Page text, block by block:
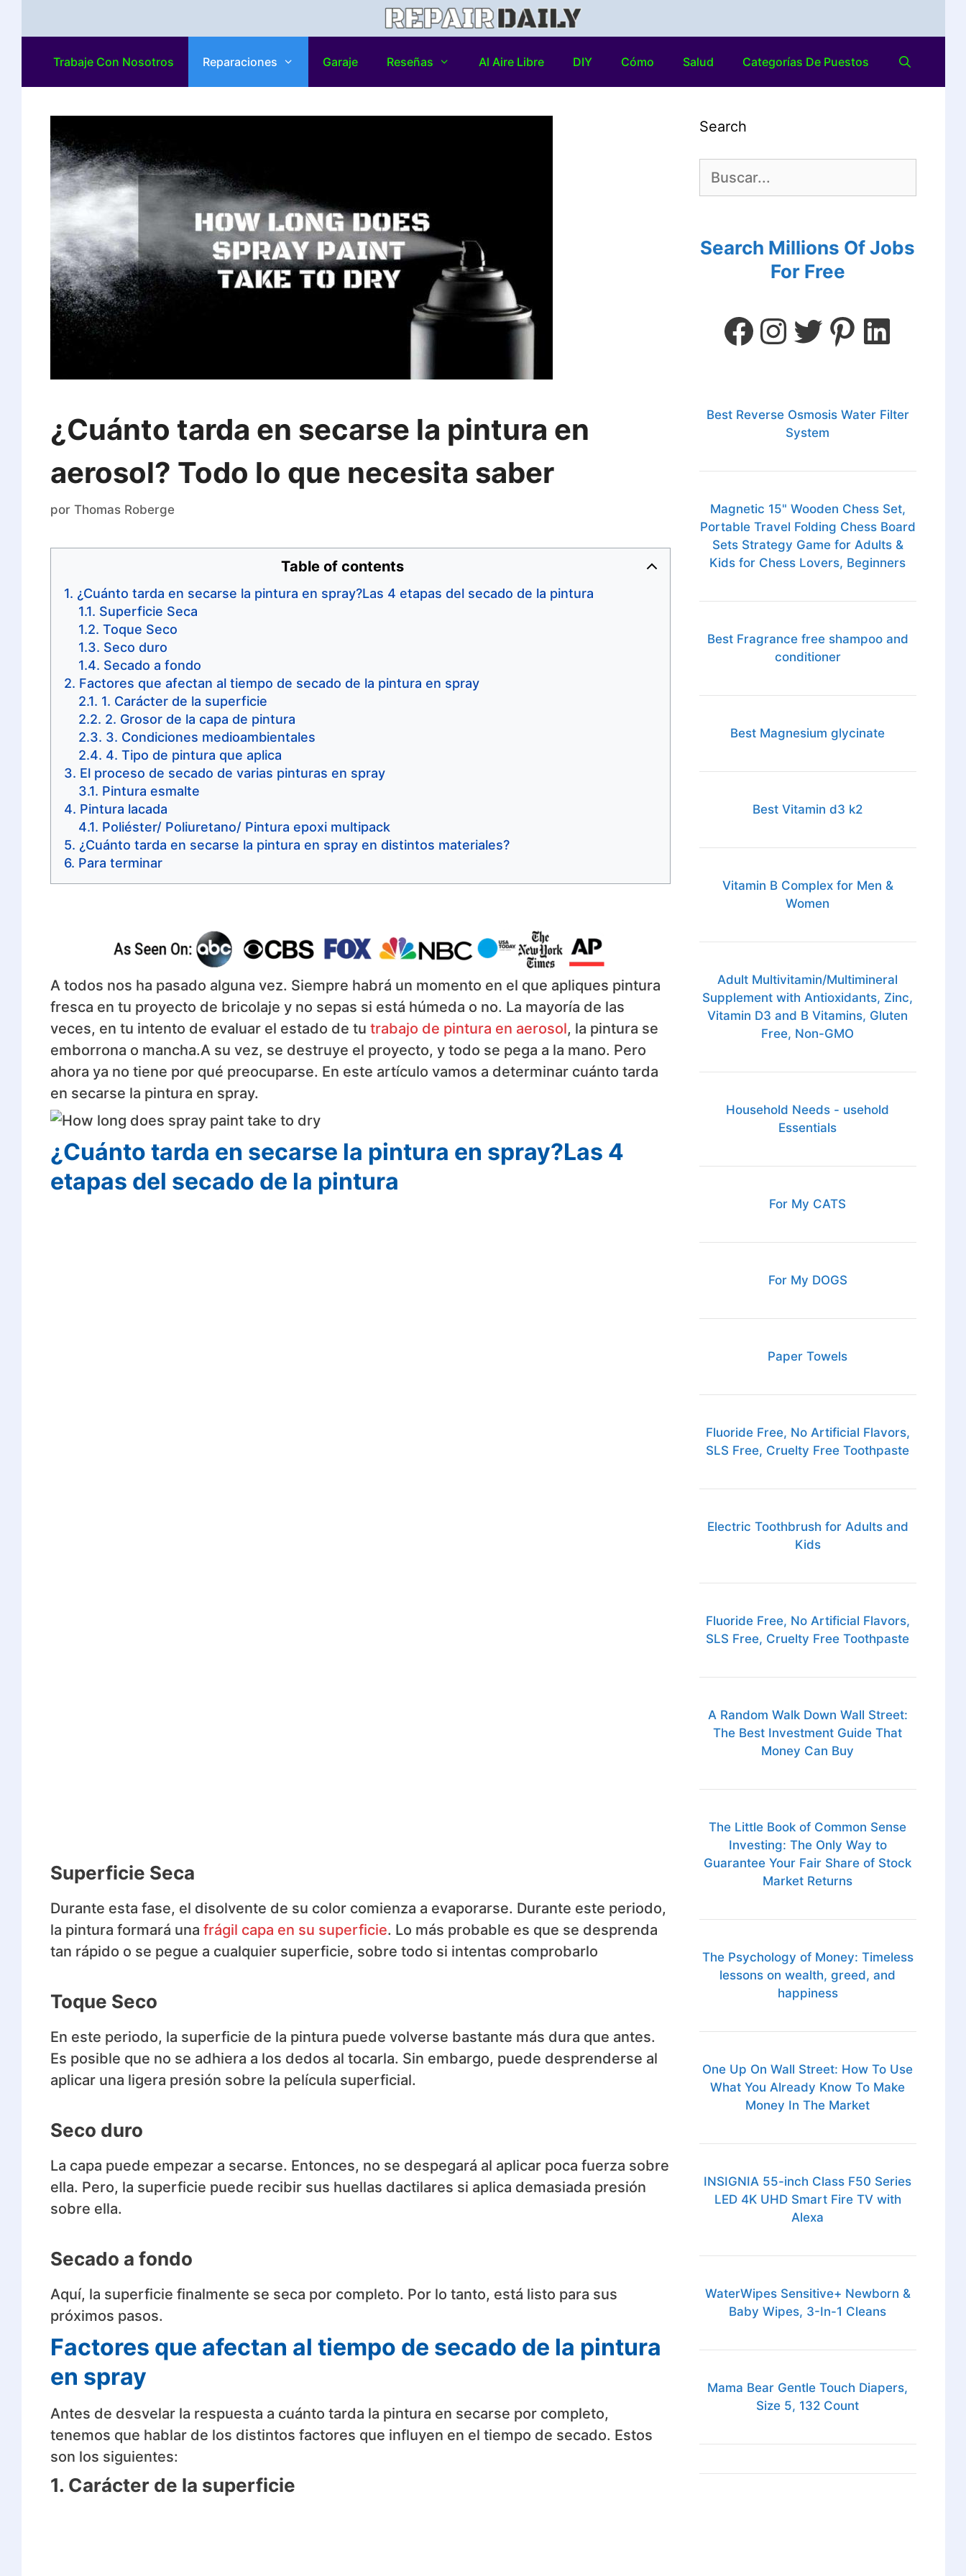
Trabaje Con Nosotros Reparaciones Garaje Reseñas Al Aire Libre DIY Cómo Salud Categorías De Puestos
¿Cuánto tarda en secarse la pintura en
aerosol? Todo lo que necesita saber
por Thomas Roberge
Table of contents
¿Cuánto tarda en secarse la pintura en spray?Las 4 etapas del secado de la pintura
Superficie Seca
Toque Seco
Seco duro
Secado a fondo
Factores que afectan al tiempo de secado de la pintura en spray
1. Carácter de la superficie
2. Grosor de la capa de pintura
3. Condiciones medioambientales
4. Tipo de pintura que aplica
El proceso de secado de varias pinturas en spray
Pintura esmalte
Pintura lacada
Poliéster/ Poliuretano/ Pintura epoxi multipack
¿Cuánto tarda en secarse la pintura en spray en distintos materiales?
Para terminar
A todos nos ha pasado alguna vez. Siempre habrá un momento en el que apliques pintura
fresca en tu proyecto de bricolaje y no sepas si está húmeda o no. La mayoría de las
veces, en tu intento de evaluar el estado de tu trabajo de pintura en aerosol, la pintura se
emborrona o mancha.A su vez, se destruye el proyecto, y todo se pega a la mano. Pero
ahora ya no tiene por qué preocuparse. En este artículo vamos a determinar cuánto tarda
en secarse la pintura en spray.
¿Cuánto tarda en secarse la pintura en spray?Las 4
etapas del secado de la pintura
Superficie Seca
Durante esta fase, el disolvente de su color comienza a evaporarse. Durante este periodo,
la pintura formará una frágil capa en su superficie. Lo más probable es que se desprenda
tan rápido o se pegue a cualquier superficie, sobre todo si intentas comprobarlo
Toque Seco
En este periodo, la superficie de la pintura puede volverse bastante más dura que antes.
Es posible que no se adhiera a los dedos al tocarla. Sin embargo, puede desprenderse al
aplicar una ligera presión sobre la película superficial.
Seco duro
La capa puede empezar a secarse. Entonces, no se despegará al aplicar poca fuerza sobre
ella. Pero, la superficie puede recibir sus huellas dactilares si aplica demasiada presión
sobre ella.
Secado a fondo
Aquí, la superficie finalmente se seca por completo. Por lo tanto, está listo para sus
próximos pasos.
Factores que afectan al tiempo de secado de la pintura
en spray
Antes de desvelar la respuesta a cuánto tarda la pintura en secarse por completo,
tenemos que hablar de los distintos factores que influyen en el tiempo de secado. Estos
son los siguientes:
1. Carácter de la superficie
Search
Search Millions Of Jobs
For Free
Best Reverse Osmosis Water Filter
System
Magnetic 15" Wooden Chess Set,
Portable Travel Folding Chess Board
Sets Strategy Game for Adults &
Kids for Chess Lovers, Beginners
Best Fragrance free shampoo and
conditioner
Best Magnesium glycinate
Best Vitamin d3 k2
Vitamin B Complex for Men &
Women
Adult Multivitamin/Multimineral
Supplement with Antioxidants, Zinc,
Vitamin D3 and B Vitamins, Gluten
Free, Non-GMO
Household Needs - usehold
Essentials
For My CATS
For My DOGS
Paper Towels
Fluoride Free, No Artificial Flavors,
SLS Free, Cruelty Free Toothpaste
Electric Toothbrush for Adults and
Kids
Fluoride Free, No Artificial Flavors,
SLS Free, Cruelty Free Toothpaste
A Random Walk Down Wall Street:
The Best Investment Guide That
Money Can Buy
The Little Book of Common Sense
Investing: The Only Way to
Guarantee Your Fair Share of Stock
Market Returns
The Psychology of Money: Timeless
lessons on wealth, greed, and
happiness
One Up On Wall Street: How To Use
What You Already Know To Make
Money In The Market
INSIGNIA 55-inch Class F50 Series
LED 4K UHD Smart Fire TV with
Alexa
WaterWipes Sensitive+ Newborn &
Baby Wipes, 3-In-1 Cleans
Mama Bear Gentle Touch Diapers,
Size 5, 132 Count